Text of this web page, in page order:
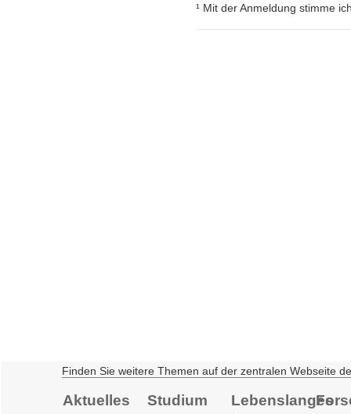
¹ Mit der Anmeldung stimme
Finden Sie weitere Themen auf der zentralen Webseite
Aktuelles Studium
Lebenslanges